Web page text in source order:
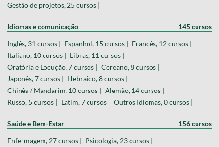
Gestão de projetos, 25 cursos |
Idiomas e comunicação 145 cursos
Inglês, 31 cursos | Espanhol, 15 cursos | Francês, 12 cursos |
Italiano, 10 cursos | Libras, 11 cursos |
Oratória e Locução, 7 cursos | Coreano, 8 cursos |
Japonês, 7 cursos | Hebraico, 8 cursos |
Chinês / Mandarim, 10 cursos | Alemão, 14 cursos |
Russo, 5 cursos | Latim, 7 cursos | Outros Idiomas, 0 cursos |
Saúde e Bem-Estar 156 cursos
Enfermagem, 27 cursos | Psicologia, 23 cursos |